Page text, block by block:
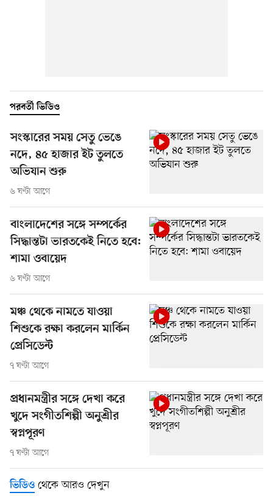
পরবর্তী ভিডিও
সংস্কারের সময় সেতু ভেঙে
নদে, ৪৫ হাজার ইট তুলতে
অভিযান শুরু
৬ ঘণ্টা আগে
বাংলাদেশের সঙ্গে সম্পর্কের
সিদ্ধান্তটা ভারতকেই নিতে হবে:
শামা ওবায়েদ
৬ ঘণ্টা আগে
মঞ্চ থেকে নামতে যাওয়া
শিশুকে রক্ষা করলেন মার্কিন
প্রেসিডেন্ট
৭ ঘণ্টা আগে
প্রধানমন্ত্রীর সঙ্গে দেখা করে
খুদে সংগীতশিল্পী অনুশ্রীর
স্বপ্নপূরণ
৭ ঘণ্টা আগে
ভিডিও থেকে আরও দেখুন